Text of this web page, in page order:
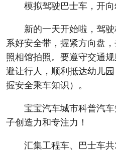
模拟驾驶巴士车，开向
新的一天开始啦，驾驶
系好安全带，握紧方向盘
照相馆拍照。要遵守交通
避让行人，顺利抵达幼儿
握安全乘车知识）。
宝宝汽车城市科普汽
子创造力和专注力！
汇集工程车、巴士车